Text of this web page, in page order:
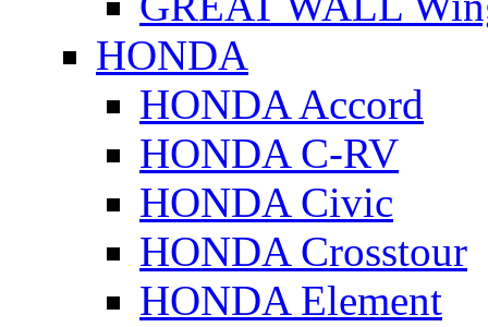
HONDA
HONDA Accord
HONDA C-RV
HONDA Civic
HONDA Crosstour
HONDA Element